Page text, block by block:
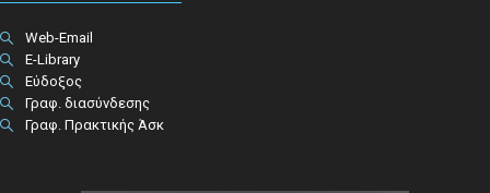
Web-Email
E-Library
Εύδοξος
Γραφ. διασύνδεσης
Γραφ. Πρακτικής Άσκ